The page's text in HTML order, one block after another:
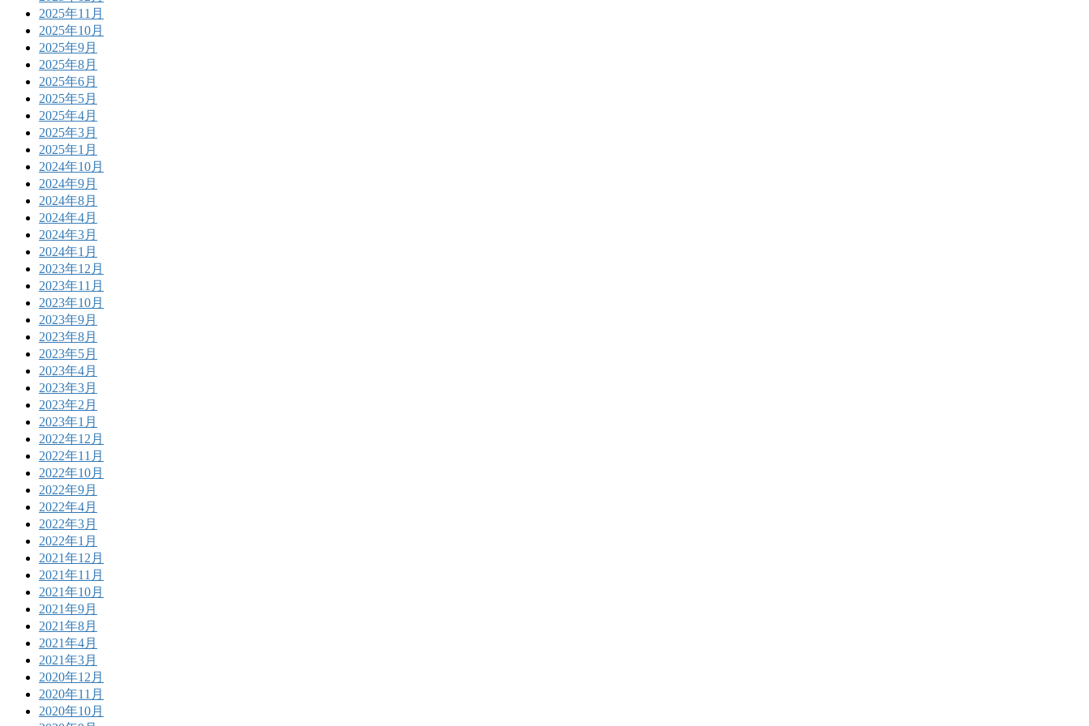
2025年11月
2025年10月
2025年9月
2025年8月
2025年6月
2025年5月
2025年4月
2025年3月
2025年1月
2024年10月
2024年9月
2024年8月
2024年4月
2024年3月
2024年1月
2023年12月
2023年11月
2023年10月
2023年9月
2023年8月
2023年5月
2023年4月
2023年3月
2023年2月
2023年1月
2022年12月
2022年11月
2022年10月
2022年9月
2022年4月
2022年3月
2022年1月
2021年12月
2021年11月
2021年10月
2021年9月
2021年8月
2021年4月
2021年3月
2020年12月
2020年11月
2020年10月